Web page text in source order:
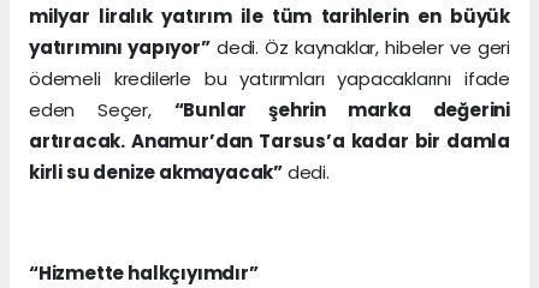
milyar liralık yatırım ile tüm tarihlerin en büyük
yatırımını yapıyor”dedi. Öz kaynaklar, hibeler ve geri
ödemeli kredilerle bu yatırımları yapacaklarını ifade
eden Seçer, “Bunlar şehrin marka değerini
artıracak. Anamur’dan Tarsus’a kadar bir damla
kirli su denize akmayacak”dedi.
“Hizmette halkçıyımdır”